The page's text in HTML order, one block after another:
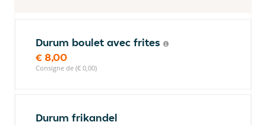
Durum boulet avec frites
€ 8,00
Consigne de (€ 0,00)
Durum frikandel